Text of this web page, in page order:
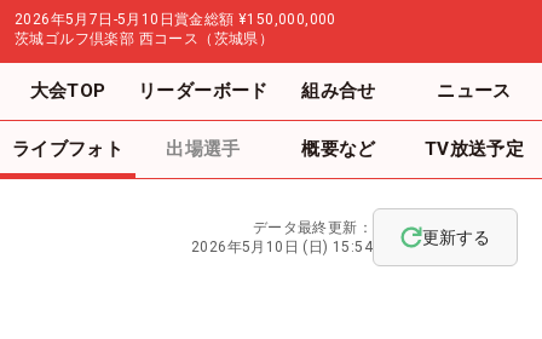
2026年5月7日-5月10日賞金総額 ¥150,000,000
茨城ゴルフ倶楽部 西コース（茨城県）
大会TOP リーダーボード 組み合せ ニュース
ライブフォト 出場選手 概要など TV放送予定
データ最終更新：
2026年5月10日 (日) 15:54
更新する